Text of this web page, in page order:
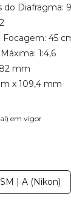
Diafragma:
Focagem: 45
1:4,6
mm
x 109,4 mm
em vigor
| A (Nikon)